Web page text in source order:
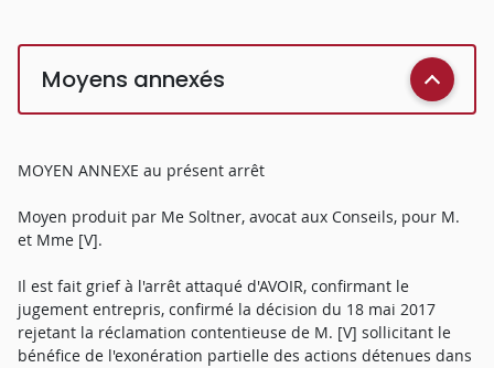
Moyens annexés
MOYEN ANNEXE au présent arrêt
Moyen produit par Me Soltner, avocat aux Conseils, pour M.
et Mme [V].
Il est fait grief à l'arrêt attaqué d'AVOIR, confirmant le
jugement entrepris, confirmé la décision du 18 mai 2017
rejetant la réclamation contentieuse de M. [V] sollicitant le
bénéfice de l'exonération partielle des actions détenues dans